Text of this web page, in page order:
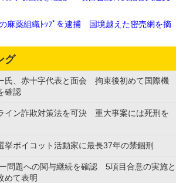
の麻薬組織ﾄｯﾌﾟを逮捕 国境越えた密売網を摘
グ
氏、赤十字代表と面会 拘束後初めて国際機
確認
イン詐欺対策法を可決 重大事案には死刑を
挙ボイコット活動家に最長37年の禁錮刑
問題への関与継続を確認 5項目合意の実施と
めて表明